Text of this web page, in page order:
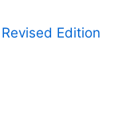
Edition